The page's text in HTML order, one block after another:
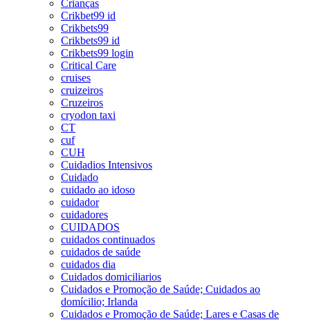
Crianças
Crikbet99 id
Crikbets99
Crikbets99 id
Crikbets99 login
Critical Care
cruises
cruizeiros
Cruzeiros
cryodon taxi
CT
cuf
CUH
Cuidadios Intensivos
Cuidado
cuidado ao idoso
cuidador
cuidadores
CUIDADOS
cuidados continuados
cuidados de saúde
cuidados dia
Cuidados domiciliarios
Cuidados e Promoção de Saúde; Cuidados ao
domícilio; Irlanda
Cuidados e Promoção de Saúde; Lares e Casas de